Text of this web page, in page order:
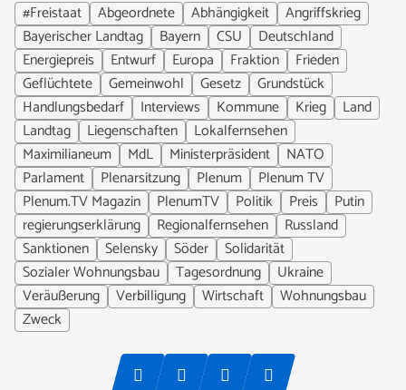
#Freistaat
Abgeordnete Abhängigkeit
Angriffskrieg
Bayerischer Landtag
Bayern CSU
Deutschland
Energiepreis
Entwurf Europa Fraktion
Frieden
Geflüchtete
Gemeinwohl Gesetz
Grundstück
Handlungsbedarf
Interviews Kommune Krieg
Land
Landtag
Liegenschaften
Lokalfernsehen
Maximilianeum
MdL Ministerpräsident
NATO
Parlament
Plenarsitzung Plenum
Plenum TV
Plenum.TV Magazin
PlenumTV Politik Preis
Putin
regierungserklärung
Regionalfernsehen
Russland
Sanktionen
Selensky Söder
Solidarität
Sozialer Wohnungsbau
Tagesordnung
Ukraine
Veräußerung
Verbilligung Wirtschaft
Wohnungsbau
Zweck